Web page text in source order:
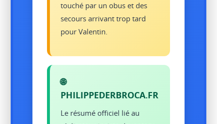
touché par un obus et des
secours arrivant trop tard
pour Valentin.
🌐
PHILIPPEDERBROCA.FR
Le résumé officiel lié au